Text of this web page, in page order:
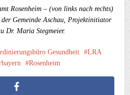
Rosenheim – (von links nach rechts)
Gemeinde Aschau, Projektinitiator
Dr. Maria Stegmeier.
Gesundheit
LRA
Rosenheim